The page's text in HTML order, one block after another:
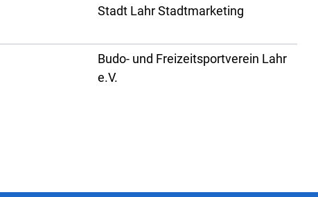
Stadt Lahr Stadtmarketing
Budo- und Freizeitsportverein Lahr
e.V.